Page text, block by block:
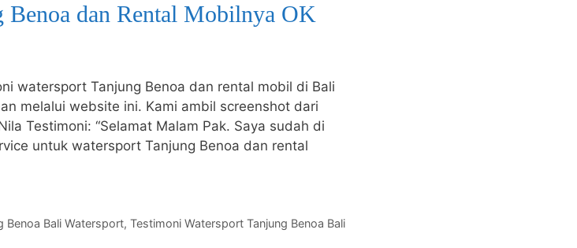
Benoa dan Rental Mobilnya OK
watersport Tanjung Benoa dan rental mobil di Bali
melalui website ini. Kami ambil screenshot dari
Testimoni: “Selamat Malam Pak. Saya sudah di
untuk watersport Tanjung Benoa dan rental
Benoa Bali Watersport,Testimoni Watersport Tanjung Benoa Bali